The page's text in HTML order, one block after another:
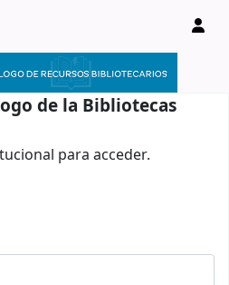
de la Bibliotecas
para acceder.